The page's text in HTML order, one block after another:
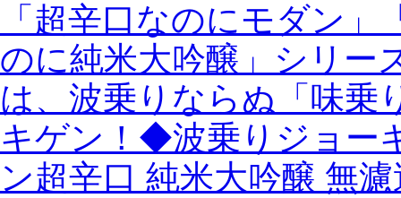
「超辛口なのにモダン」
のに純米大吟醸」シリー
は、波乗りならぬ「味乗
キゲン！◆波乗りジョー
ン超辛口 純米大吟醸 無